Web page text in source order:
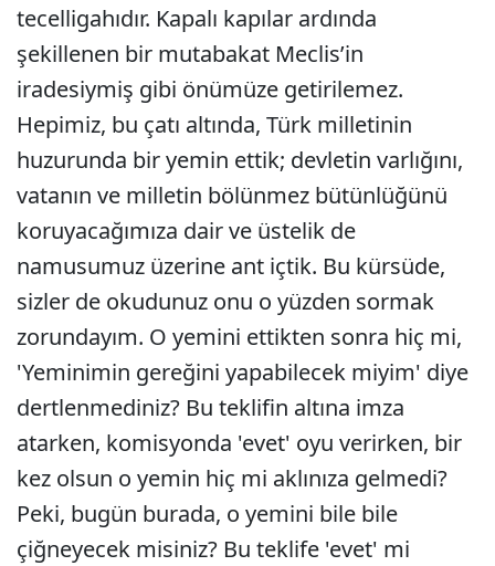
tecelligahıdır. Kapalı kapılar ardında
şekillenen bir mutabakat Meclis’in
iradesiymiş gibi önümüze getirilemez.
Hepimiz, bu çatı altında, Türk milletinin
huzurunda bir yemin ettik; devletin varlığını,
vatanın ve milletin bölünmez bütünlüğünü
koruyacağımıza dair ve üstelik de
namusumuz üzerine ant içtik. Bu kürsüde,
sizler de okudunuz onu o yüzden sormak
zorundayım. O yemini ettikten sonra hiç mi,
'Yeminimin gereğini yapabilecek miyim' diye
dertlenmediniz? Bu teklifin altına imza
atarken, komisyonda 'evet' oyu verirken, bir
kez olsun o yemin hiç mi aklınıza gelmedi?
Peki, bugün burada, o yemini bile bile
çiğneyecek misiniz? Bu teklife 'evet' mi